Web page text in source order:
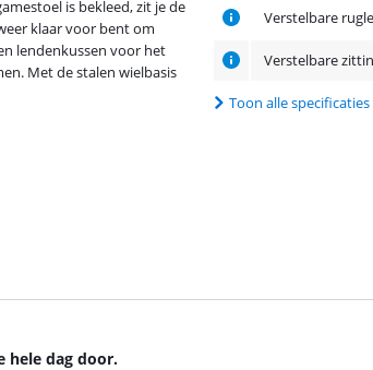
Verstelbare
Verstelbare
Toon alle specificaties
is bekleed, zit je de
klaar voor bent om
lendenkussen voor het
Met de stalen wielbasis
hele dag door.